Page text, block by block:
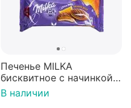
Печенье MILKA
бисквитное с начинкой
"Апельсиновое желе"
покрытые молочным
В наличии